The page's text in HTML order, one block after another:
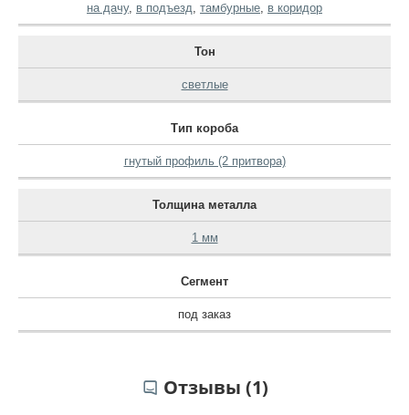
на дачу, в подъезд, тамбурные, в коридор
Тон
светлые
Тип короба
гнутый профиль (2 притвора)
Толщина металла
1 мм
Сегмент
под заказ
Отзывы (1)